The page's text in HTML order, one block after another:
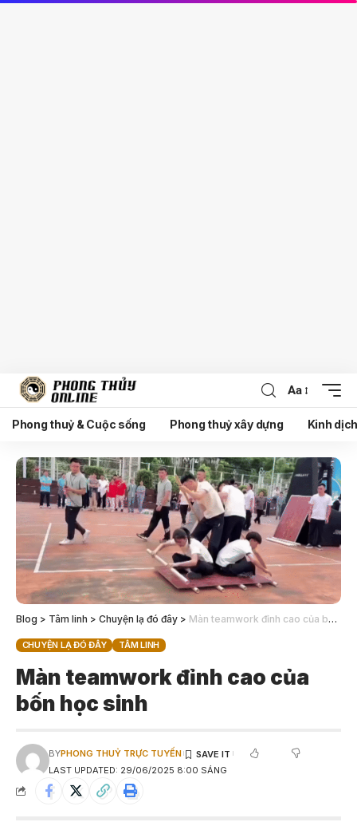
Aa
Phong thuỷ & Cuộc sống Phong thuỷ xây dựng Kinh
Blog > Tâm linh > Chuyện lạ đó đây > Màn teamwork đỉnh cao của bốn học sinh
CHUYỆN LẠ ĐÓ ĐÂY TÂM LINH
Màn teamwork đỉnh cao của
bốn học sinh
LAST UPDATED: 29/06/2025 8:00 SÁNG
BYPHONG THUỶ TRỰC TUYẾN